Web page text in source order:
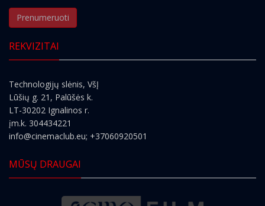
Prenumeruoti
REKVIZITAI
Technologijų slėnis, VšĮ
Lūšių g. 21, Palūšės k.
LT-30202 Ignalinos r.
įm.k. 304434221
info@cinemaclub.eu; +37060920501
MŪSŲ DRAUGAI